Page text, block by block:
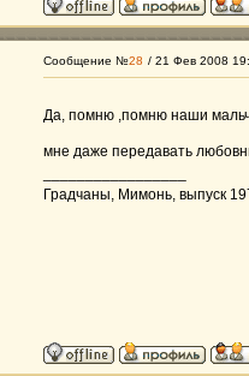
Сообщение №28 / 21 Фев 2008
Да, помню ,помню наши
мне даже передавать
Градчаны, Мимонь, выпуск